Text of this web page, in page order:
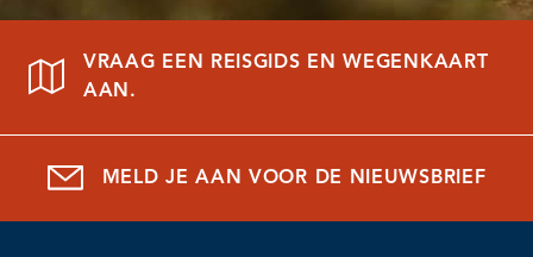
VRAAG EEN REISGIDS EN WEGENKAART
AAN.
MELD JE AAN VOOR DE NIEUWSBRIEF